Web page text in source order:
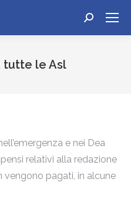
Cerca:
tutte le Asl
e nei Dea
relativi alla redazione
vengono pagati, in alcune